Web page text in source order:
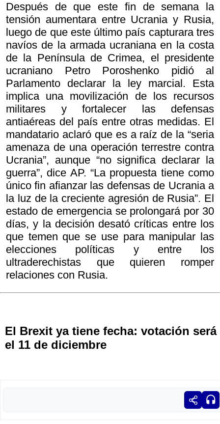
Después de que este fin de semana la
tensión aumentara entre Ucrania y Rusia,
luego de que este último país capturara tres
navíos de la armada ucraniana en la costa
de la Península de Crimea, el presidente
ucraniano Petro Poroshenko pidió al
Parlamento declarar la ley marcial. Esta
implica una movilización de los recursos
militares y fortalecer las defensas
antiaéreas del país entre otras medidas. El
mandatario aclaró que es a raíz de la “seria
amenaza de una operación terrestre contra
Ucrania”, aunque “no significa declarar la
guerra”, dice AP. “La propuesta tiene como
único fin afianzar las defensas de Ucrania a
la luz de la creciente agresión de Rusia”. El
estado de emergencia se prolongará por 30
días, y la decisión desató críticas entre los
que temen que se use para manipular las
elecciones políticas y entre los
ultraderechistas que quieren romper
relaciones con Rusia.
El Brexit ya tiene fecha: votación será
el 11 de diciembre